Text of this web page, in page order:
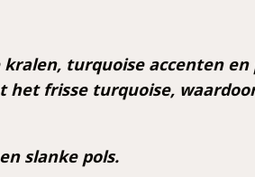
turquoise accenten en
het frisse turquoise,
slanke pols.